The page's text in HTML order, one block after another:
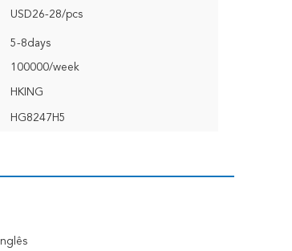
USD26-28/pcs
5-8days
100000/week
HKING
HG8247H5
Inglês